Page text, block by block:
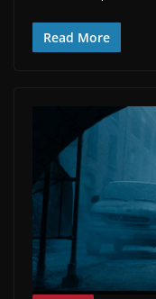
Read More